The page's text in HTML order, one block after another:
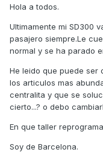
Hola a todos.
Ultimamente mi SD300
pasajero siempre.Le
normal y se ha parado
He leido que puede ser
los articulos mas
centralita y que se
cierto...? o debo
En que taller
Soy de Barcelona.